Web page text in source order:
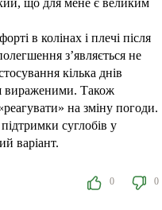
що для мене є великим
в колінах і плечі після
з’являється не
кілька днів
вираженими. Також
на зміну погоди.
суглобів у
варіант.
0 0